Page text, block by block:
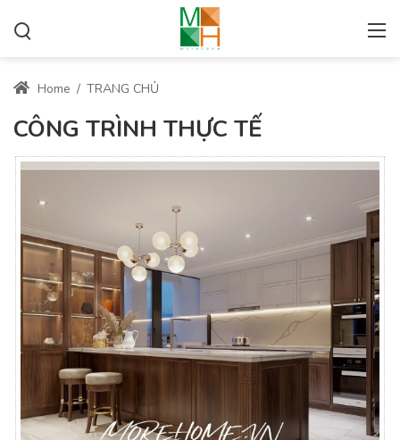
Home / TRANG CHỦ
CÔNG TRÌNH THỰC TẾ